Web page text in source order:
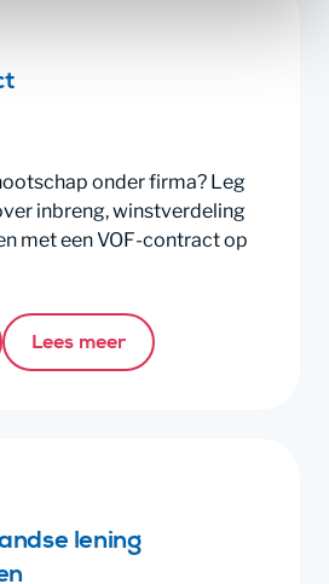
onder firma? Leg
inbreng, winstverdeling
met een VOF-contract op
Lees meer
lening